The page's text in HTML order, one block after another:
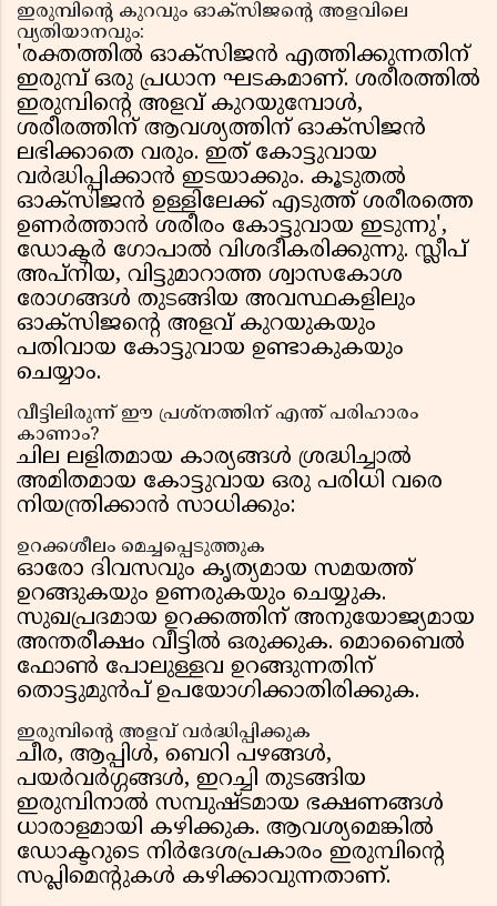
ഇരുമ്പിന്റെ കുറവും ഓക്സിജന്റെ അളവിലെ
വ്യതിയാനവും:
'രക്തത്തിൽ ഓക്സിജൻ എത്തിക്കുന്നതിന്
ഇരുമ്പ് ഒരു പ്രധാന ഘടകമാണ്. ശരീരത്തിൽ
ഇരുമ്പിന്റെ അളവ് കുറയുമ്പോൾ,
ശരീരത്തിന് ആവശ്യത്തിന് ഓക്സിജൻ
ലഭിക്കാതെ വരും. ഇത് കോട്ടുവായ
വർദ്ധിപ്പിക്കാൻ ഇടയാക്കും. കൂടുതൽ
ഓക്സിജൻ ഉള്ളിലേക്ക് എടുത്ത് ശരീരത്തെ
ഉണർത്താൻ ശരീരം കോട്ടുവായ ഇടുന്നു',
ഡോക്ടർ ഗോപാൽ വിശദീകരിക്കുന്നു. സ്ലീപ്
അപ്നിയ, വിട്ടുമാറാത്ത ശ്വാസകോശ
രോഗങ്ങൾ തുടങ്ങിയ അവസ്ഥകളിലും
ഓക്സിജന്റെ അളവ് കുറയുകയും
പതിവായ കോട്ടുവായ ഉണ്ടാകുകയും
ചെയ്യാം.
വീട്ടിലിരുന്ന് ഈ പ്രശ്നത്തിന് എന്ത് പരിഹാരം
കാണാം?
ചില ലളിതമായ കാര്യങ്ങൾ ശ്രദ്ധിച്ചാൽ
അമിതമായ കോട്ടുവായ ഒരു പരിധി വരെ
നിയന്ത്രിക്കാൻ സാധിക്കും:
ഉറക്കശീലം മെച്ചപ്പെടുത്തുക
ഓരോ ദിവസവും കൃത്യമായ സമയത്ത്
ഉറങ്ങുകയും ഉണരുകയും ചെയ്യുക.
സുഖപ്രദമായ ഉറക്കത്തിന് അനുയോജ്യമായ
അന്തരീക്ഷം വീട്ടിൽ ഒരുക്കുക. മൊബൈൽ
ഫോൺ പോലുള്ളവ ഉറങ്ങുന്നതിന്
തൊട്ടുമുന്‍പ് ഉപയോഗിക്കാതിരിക്കുക.
ഇരുമ്പിന്റെ അളവ് വർദ്ധിപ്പിക്കുക
ചീര, ആപ്പിൾ, ബെറി പഴങ്ങൾ,
പയർവർഗ്ഗങ്ങൾ, ഇറച്ചി തുടങ്ങിയ
ഇരുമ്പിനാൽ സമ്പുഷ്ടമായ ഭക്ഷണങ്ങൾ
ധാരാളമായി കഴിക്കുക. ആവശ്യമെങ്കിൽ
ഡോക്ടറുടെ നിർദേശപ്രകാരം ഇരുമ്പിന്റെ
സപ്ലിമെന്റുകൾ കഴിക്കാവുന്നതാണ്.